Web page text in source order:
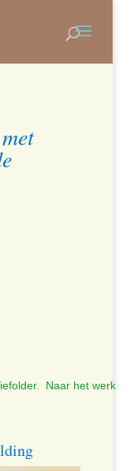
Naar het werk